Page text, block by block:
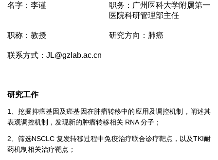
名字：李谨
职务：广州医科大学附属第一
医院科研管理部主任
职称：教授 研究方向：肺癌
联系方式：JL@gzlab.ac.cn
研究工作
1、挖掘抑癌基因及癌基因在肿瘤转移中的应用及调控机制，阐述其
表观调控机制，发现新的肿瘤转移相关 RNA 分子；
2、筛选NSCLC 复发转移过程中免疫治疗联合诊疗靶点，以及TKI耐
药机制相关治疗靶点；